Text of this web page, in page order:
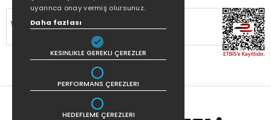
SİTEMİZ
KORUNMAKTADIR.
uyarınca onay vermiş olursunuz.
Daha fazlası
KESINLIKLE GEREKLI ÇEREZLER
PERFORMANS ÇEREZLERI
HEDEFLEME ÇEREZLERI